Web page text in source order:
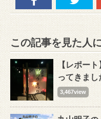
この記事を見た人
【レポー
ってきまし
3,467view